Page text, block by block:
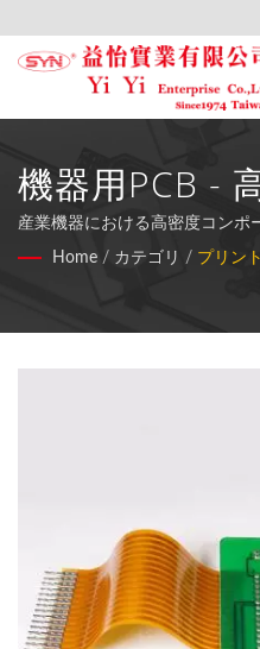
機器用PCB -
フレックスお
板ソリューシ
産業機器における高密度コンポ
の片面、両面、及び多層PCB技
Home / カテゴリ / プリン